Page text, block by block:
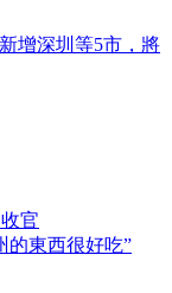
增深圳等5市，將
官
的東西很好吃”